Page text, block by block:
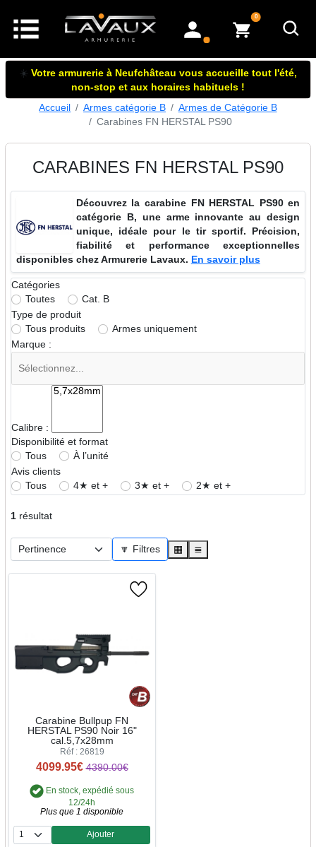
mon compte
0articles dans le panier
☀️ Votre armurerie à Neufchâteau vous accueille tout l'été,
non-stop et aux horaires habituels !
Accueil
Armes catégorie B
Armes de Catégorie B
Carabines FN HERSTAL PS90
CARABINES FN HERSTAL PS90
Découvrez la carabine FN HERSTAL PS90 en
catégorie B, une arme innovante au design
unique, idéale pour le tir sportif. Précision,
fiabilité et performance exceptionnelles
disponibles chez Armurerie Lavaux. En savoir plus
Catégories
Toutes
Cat. B
Type de produit
Tous produits
Armes uniquement
Marque :
Calibre :
Disponibilité et format
Tous
À l’unité
Avis clients
Tous
4★ et + 3★ et + 2★ et +
1résultat
🔽 Filtres ▦ ≣
Carabine Bullpup FN
HERSTAL PS90 Noir 16"
cal.5,7x28mm
Réf : 26819
4099.95€ 4390.00€
En stock, expédié sous
12/24h
Plus que 1 disponible
Quantité
Ajouter